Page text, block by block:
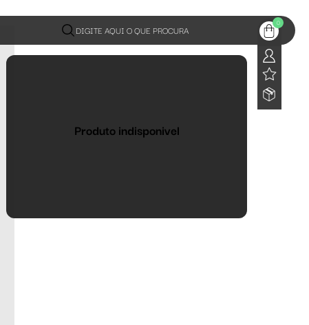
DIGITE AQUI O QUE PROCURA
0
Produto indisponivel